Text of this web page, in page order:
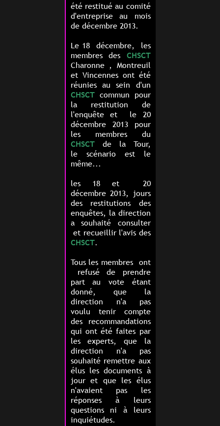
été restitué au comité
d'entreprise au mois
de décembre 2013.
Le 18 décembre, les
membres des CHSCT
Charonne , Montreuil
et Vincennes ont été
réunies au sein d'un
CHSCTcommun pour
la restitution de
l'enquête et le 20
décembre 2013 pour
les membres du
CHSCTde la Tour,
le scénario est le
même...
les 18 et 20
décembre 2013, jours
des restitutions des
enquêtes, la direction
a souhaité consulter
et recueillir l'avis des
CHSCT.
Tous les membres ont
refusé de prendre
part au vote étant
donné, que la
direction n'a pas
voulu tenir compte
des recommandations
qui ont été faites par
les experts, que la
direction n'a pas
souhaité remettre aux
élus les documents à
jour et que les élus
n'avaient pas les
réponses à leurs
questions ni à leurs
inquiétudes.